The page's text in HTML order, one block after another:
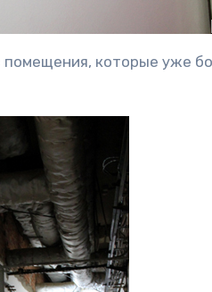
помещения, которые уже